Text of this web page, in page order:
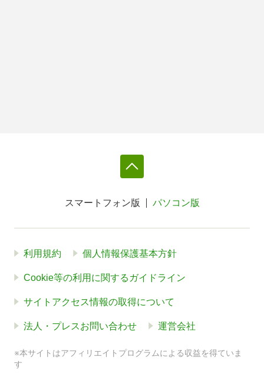
スマートフォン版 パソコン版
利用規約 個人情報保護基本方針
Cookie等の利用に関するガイドライン
サイトアクセス情報の取得について
法人・プレスお問い合わせ 運営会社
※本サイトはアフィリエイトプログラムによる収益を得ていま
す